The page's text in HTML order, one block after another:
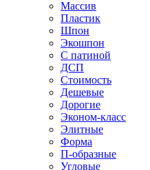
Массив
Пластик
Шпон
Экошпон
С патиной
ДСП
Стоимость
Дешевые
Дорогие
Эконом-класс
Элитные
Форма
П-образные
Угловые